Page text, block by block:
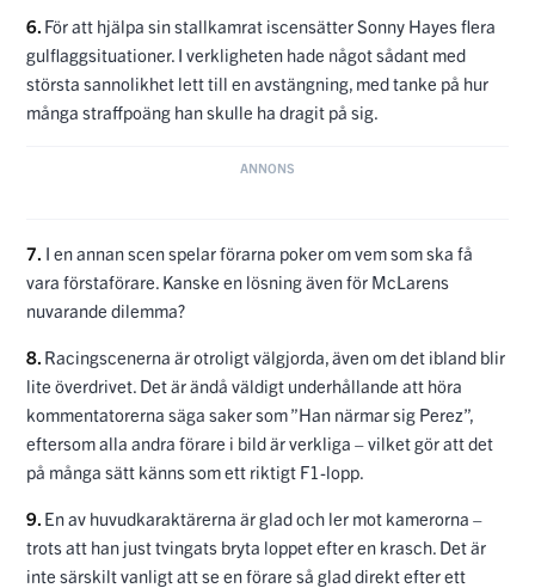
6. För att hjälpa sin stallkamrat iscensätter Sonny Hayes flera
gulflaggsituationer. I verkligheten hade något sådant med
största sannolikhet lett till en avstängning, med tanke på hur
många straffpoäng han skulle ha dragit på sig.
7. I en annan scen spelar förarna poker om vem som ska få
vara förstaförare. Kanske en lösning även för McLarens
nuvarande dilemma?
8. Racingscenerna är otroligt välgjorda, även om det ibland blir
lite överdrivet. Det är ändå väldigt underhållande att höra
kommentatorerna säga saker som ”Han närmar sig Perez”,
eftersom alla andra förare i bild är verkliga – vilket gör att det
på många sätt känns som ett riktigt F1-lopp.
9. En av huvudkaraktärerna är glad och ler mot kamerorna –
trots att han just tvingats bryta loppet efter en krasch. Det är
inte särskilt vanligt att se en förare så glad direkt efter ett